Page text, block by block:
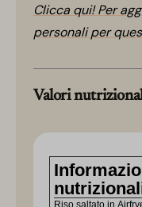
Clicca qui! Per
personali per
Valori
Riso saltato in